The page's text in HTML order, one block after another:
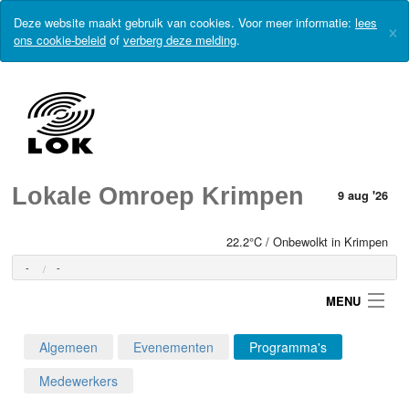
Deze website maakt gebruik van cookies. Voor meer informatie: lees
ons cookie-beleid of verberg deze melding. ×
Lokale Omroep Krimpen 9 aug '26
22.2°C / Onbewolkt in Krimpen
- -
MENU
Algemeen Evenementen
Programma's
Medewerkers